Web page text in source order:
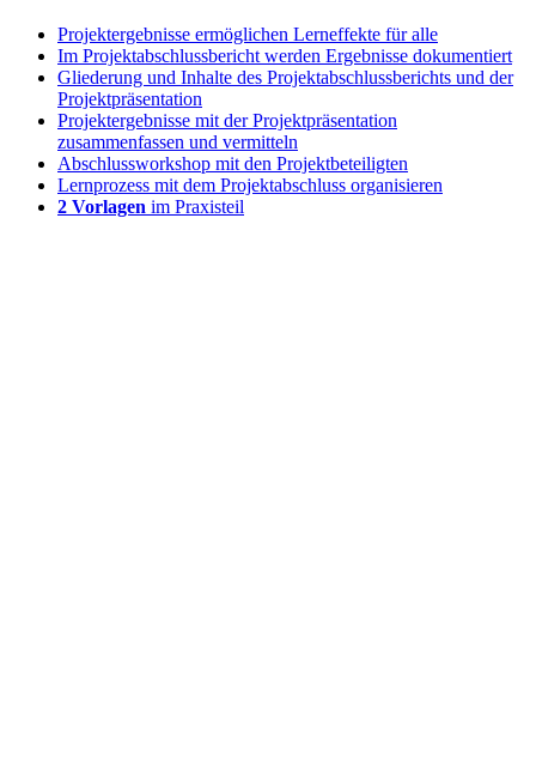
Projektergebnisse ermöglichen Lerneffekte für alle
Im Projektabschlussbericht werden Ergebnisse dokumentiert
Gliederung und Inhalte des Projektabschlussberichts und der
Projektpräsentation
Projektergebnisse mit der Projektpräsentation
zusammenfassen und vermitteln
Abschlussworkshop mit den Projektbeteiligten
Lernprozess mit dem Projektabschluss organisieren
2 Vorlagen im Praxisteil